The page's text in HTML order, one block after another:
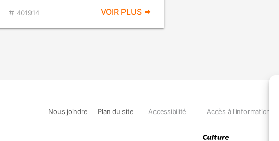
401914 VOIR PLUS
Nous joindre Plan du site Accessibilité Accès à l'information